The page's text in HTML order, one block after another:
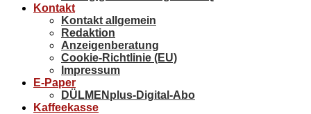
Kontakt
Kontakt allgemein
Redaktion
Anzeigenberatung
Cookie-Richtlinie (EU)
Impressum
E-Paper
DÜLMENplus-Digital-Abo
Kaffeekasse